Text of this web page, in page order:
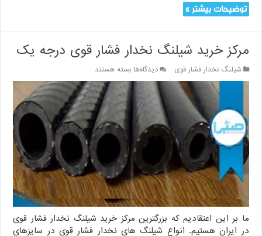
توضیحات بیشتر »
مرکز خرید شیلنگ نخدار فشار قوی درجه یک
شیلنگ نخدار فشار قوی دیدگاه‌هابرای
مرکز
خرید
شیلنگ
نخدار
فشار
قوی
درجه
یک
بسته هستند
ما بر این اعتقادیم که بزرگترین مرکز خرید شیلنگ نخدار فشار قوی
در ایران هستیم. انواع شیلنگ های نخدار فشار قوی در سایزهای